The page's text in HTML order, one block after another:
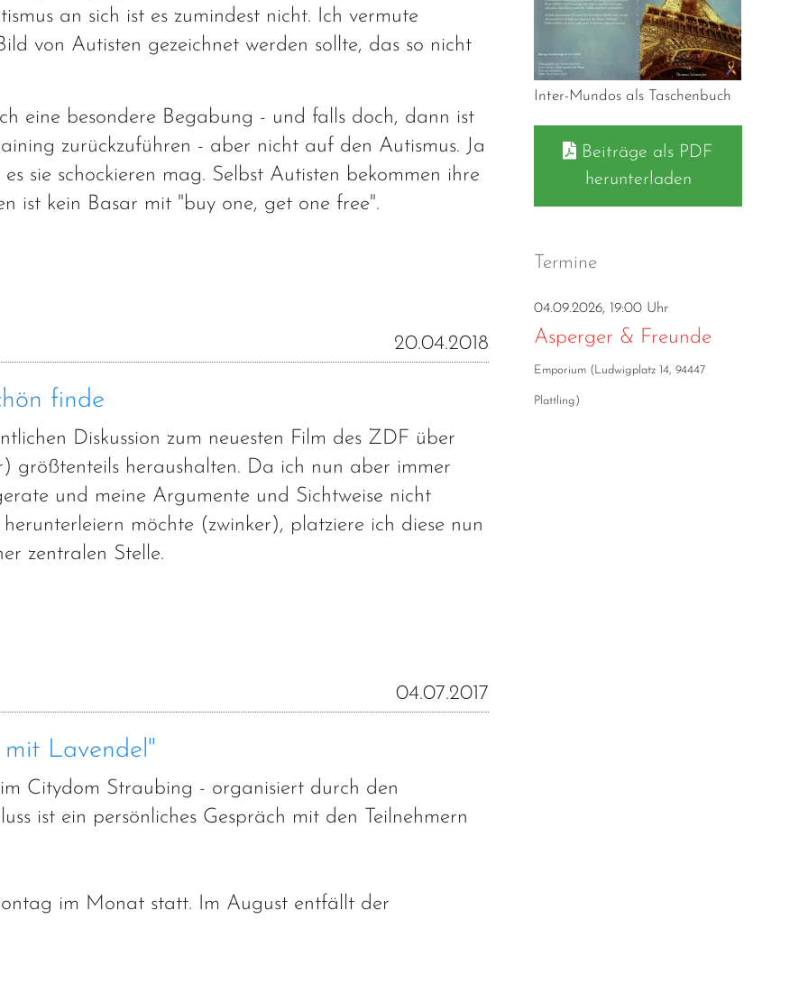
an sich ist es zumindest nicht. Ich vermute
von Autisten gezeichnet werden sollte, das so nicht
eine besondere Begabung - und falls doch, dann ist
zurückzuführen - aber nicht auf den Autismus. Ja
sie schockieren mag. Selbst Autisten bekommen ihre
ist kein Basar mit "buy one, get one free".
20.04.2018
finde
Diskussion zum neuesten Film des ZDF über
größtenteils heraushalten. Da ich nun aber immer
und meine Argumente und Sichtweise nicht
möchte (zwinker), platziere ich diese nun
zentralen Stelle.
04.07.2017
mit Lavendel"
Citydom Straubing - organisiert durch den
ist ein persönliches Gespräch mit den Teilnehmern
im Monat statt. Im August entfällt der
Inter-Mundos als Taschenbuch
Beiträge als PDF
herunterladen
Termine
04.09.2026, 19:00 Uhr
Asperger & Freunde
Emporium ( Ludwigplatz 14, 94447
Plattling )